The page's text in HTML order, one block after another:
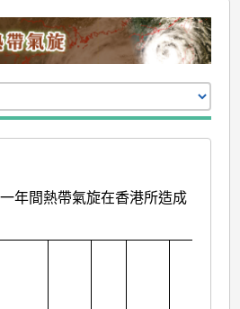
年間熱帶氣旋在香港所造成